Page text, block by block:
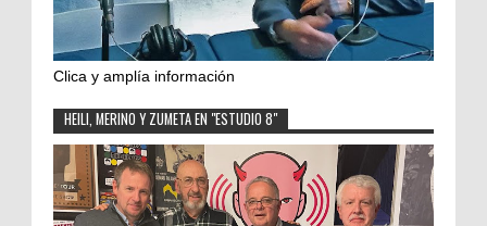
Clica y amplía información
HEILI, MERINO Y ZUMETA EN "ESTUDIO 8"